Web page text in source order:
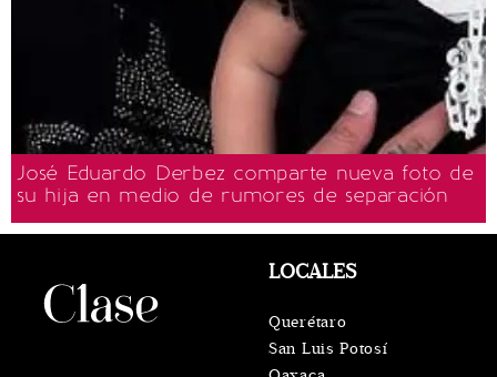
José Eduardo Derbez comparte nueva foto de
su hija en medio de rumores de separación
LOCALES
Querétaro
San Luis Potosí